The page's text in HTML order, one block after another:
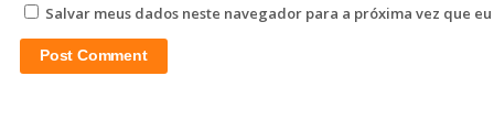
Salvar meus dados neste navegador para a próxima vez que